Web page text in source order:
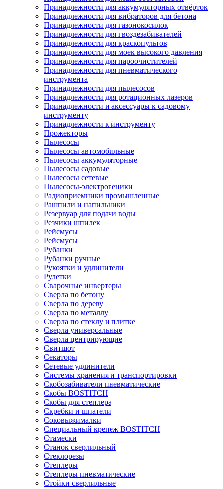
Принадлежности для аккумуляторных отвёрток
Принадлежности для вибраторов для бетона
Принадлежности для газонокосилок
Принадлежности для гвоздезабивателей
Принадлежности для краскопультов
Принадлежности для моек высокого давления
Принадлежности для пароочистителей
Принадлежности для пневматического
инструмента
Принадлежности для пылесосов
Принадлежности для ротационных лазеров
Принадлежности и аксессуары к садовому
инструменту
Принадлежности к инструменту
Прожекторы
Пылесосы
Пылесосы автомобильные
Пылесосы аккумуляторные
Пылесосы садовые
Пылесосы сетевые
Пылесосы-электровеники
Радиоприемники промышленные
Рашпили и напильники
Резервуар для подачи воды
Резчики шпилек
Рейсмусы
Рейсмусы
Рубанки
Рубанки ручные
Рукоятки и удлинители
Рулетки
Сварочные инверторы
Сверла по бетону
Сверла по дереву
Сверла по металлу
Сверла по стеклу и плитке
Сверла универсальные
Сверла центрирующие
Свитшот
Секаторы
Сетевые удлинители
Системы хранения и транспортировки
Скобозабиватели пневматические
Скобы BOSTITCH
Скобы для степлера
Скребки и шпатели
Соковыжималки
Специальный крепеж BOSTITCH
Стамески
Станок сверлильный
Стеклорезы
Степлеры
Степлеры пневматические
Стойки сверлильные